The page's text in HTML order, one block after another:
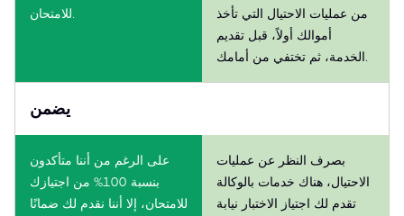
من عمليات الاحتيال التي تأخذ
أموالك أولاً، قبل تقديم
يضمن
على الرغم من أننا متأكدون
بنسبة 100% من اجتيازك
للامتحان، إلا أننا نقدم لك ضمانًا
بصرف النظر عن عمليات
الاحتيال، هناك خدمات بالوكالة
تقدم لك اجتياز الاختبار نيابة